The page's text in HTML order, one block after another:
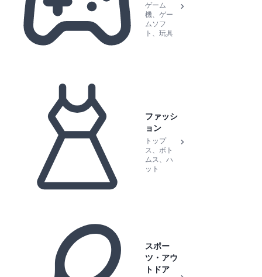
ゲーム
機、ゲー
ムソフ
ト、玩具
ファッシ
ョン
トップ
ス、ボト
ムス、ハ
ット
スポー
ツ・アウ
トドア